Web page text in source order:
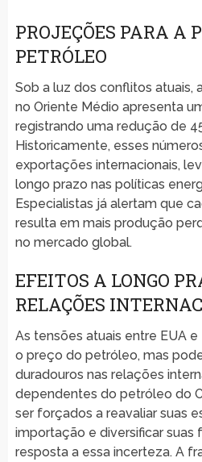
PROJEÇÕES PARA A
PETRÓLEO
Sob a luz dos conflitos atuais,
no Oriente Médio apresenta
registrando uma redução de
Historicamente, esses
exportações internacionais,
longo prazo nas políticas
Especialistas já alertam que
resulta em mais produção
no mercado global.
EFEITOS A LONGO
RELAÇÕES
As tensões atuais entre EUA
o preço do petróleo, mas
duradouros nas relações
dependentes do petróleo do
ser forçados a reavaliar suas
importação e diversificar suas
resposta a essa incerteza. A